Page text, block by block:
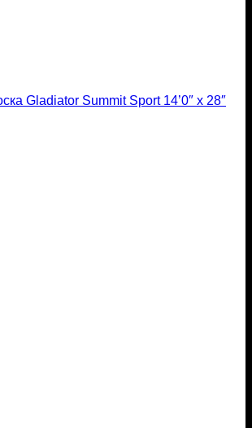
Gladiator Summit Sport 14’0″ x 28″